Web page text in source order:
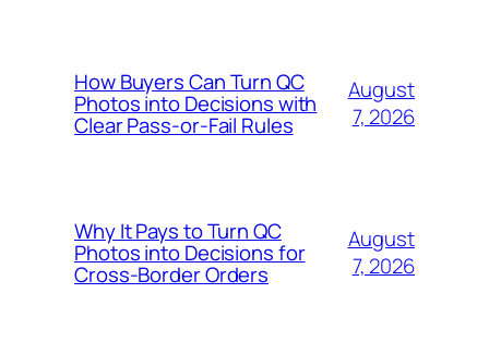
How Buyers Can Turn QC
Photos into Decisions with
Clear Pass-or-Fail Rules
August
7, 2026
Why It Pays to Turn QC
Photos into Decisions for
Cross-Border Orders
August
7, 2026